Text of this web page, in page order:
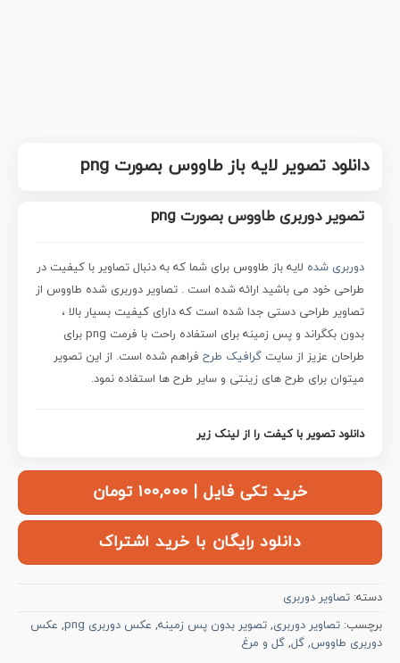
دانلود تصویر لایه باز طاووس بصورت png
تصویر دوربری طاووس بصورت png
دوربری شده لایه باز طاووس برای شما که به دنبال تصاویر با کیفیت در
طراحی خود می باشید ارائه شده است . تصاویر دوربری شده طاووس از
تصاویر طراحی دستی جدا شده است که دارای کیفیت بسیار بالا ،
بدون بکگراند و پس زمینه برای استفاده راحت با فرمت png برای
طراحان عزیز از سایت گرافیک طرح فراهم شده است. از این تصویر
میتوان برای طرح های زینتی و سایر طرح ها استفاده نمود.
دانلود تصویر با کیفت را از لینک زیر
خرید تکی فایل | ۱۰۰,۰۰۰ تومان
دانلود رایگان با خرید اشتراک
دسته: تصاویر دوربری
برچسب: تصاویر دوربری, تصویر بدون پس زمینه, عکس دوربری png , عکس
دوربری طاووس, گل, گل و مرغ